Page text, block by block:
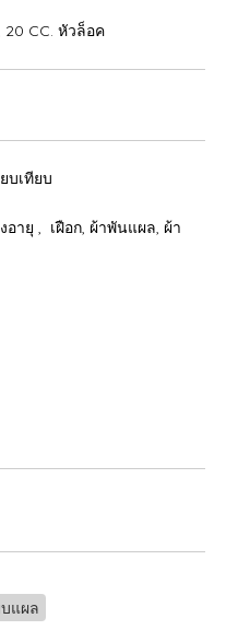
20 CC. หัวล็อค
บเทียบ
อายุ , เฝือก, ผ้าพันแผล, ผ้า
แผล